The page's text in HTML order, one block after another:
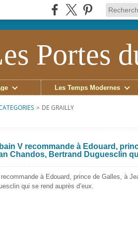
Portes
Les Temps Modernes
> DE GRAILLY
V recommande à Edouard,
Chandos, Bertrand Duguesclin